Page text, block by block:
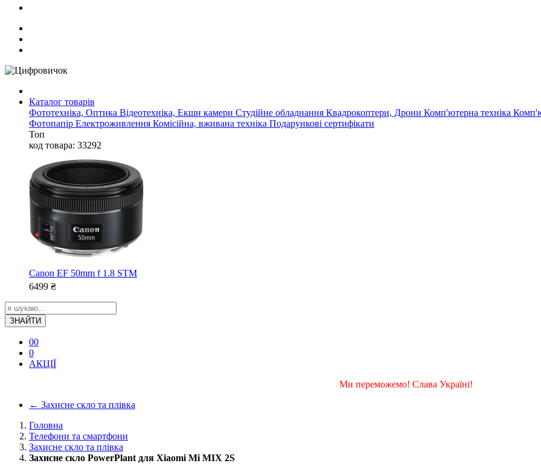
Каталог товарів
Фототехніка, Оптика Відеотехніка, Екшн камери Студійне обладнання Квадрокоптери, Дрони Комп'ютерна техніка
Фотопапір Електроживлення Комісійна, вживана техніка Подарункові сертифікати
Топ
код товара: 33292
Canon EF 50mm f 1.8 STM
6499 ₴
ЗНАЙТИ
00
0
АКЦІЇ
Ми переможемо! Слава Україні!
← Захисне скло та плівка
Головна
Телефони та смартфони
Захисне скло та плівка
Захисне скло PowerPlant для Xiaomi Mi MIX 2S